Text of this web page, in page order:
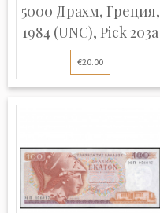
5000 Драхм, Греция,
1984 (UNC), Pick 203a
€20.00